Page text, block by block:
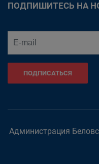
ПОДПИШИТЕСЬ НА
ПОДПИСАТЬСЯ
Администрация